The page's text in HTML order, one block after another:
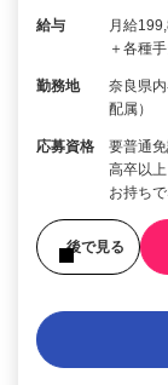
給与
月給
＋各種
勤務地
奈良県
配属）
応募資格
要普通
高卒以
お持ち
後で見る